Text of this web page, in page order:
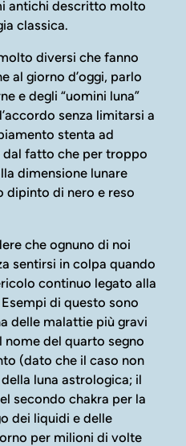
antichi descritto molto
classica.
diversi che fanno
al giorno d’oggi, parlo
e degli “uomini luna”
senza limitarsi a
stenta ad
fatto che per troppo
dimensione lunare
dipinto di nero e reso
che ognuno di noi
sentirsi in colpa quando
continuo legato alla
di questo sono
delle malattie più gravi
del quarto segno
(dato che il caso non
luna astrologica; il
secondo chakra per la
dei liquidi e delle
per milioni di volte